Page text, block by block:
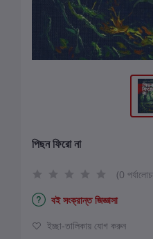
পিছন ফিরো না
(0
বই সংক্রান্ত জিজ্ঞাসা
ইচ্ছা-তালিকায় যোগ করুন